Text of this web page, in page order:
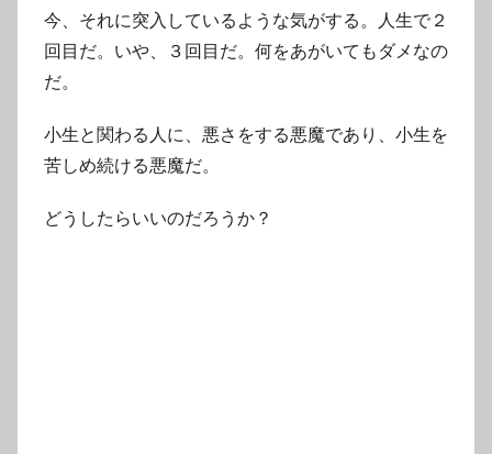
今、それに突入しているような気がする。人生で２
回目だ。いや、３回目だ。何をあがいてもダメなの
だ。
小生と関わる人に、悪さをする悪魔であり、小生を
苦しめ続ける悪魔だ。
どうしたらいいのだろうか？